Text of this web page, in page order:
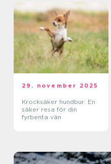
29. november 2025
Krocksäker hundbur: En
säker resa för din
fyrbenta vän